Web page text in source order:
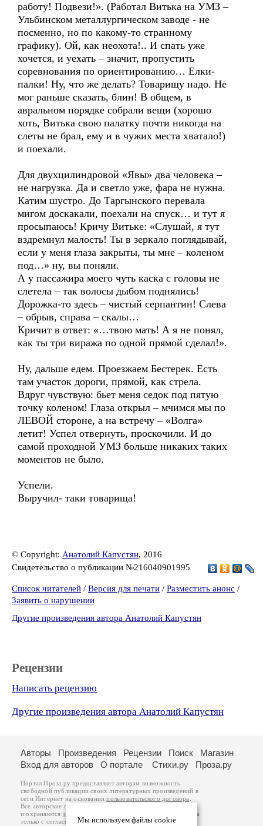
работу! Подвези!». (Работал Витька на УМЗ –
Ульбинском металлургическом заводе - не
посменно, но по какому-то странному
графику). Ой, как неохота!.. И спать уже
хочется, и уехать – значит, пропустить
соревнования по ориентированию… Елки-
палки! Ну, что же делать? Товарищу надо. Не
мог раньше сказать, блин! В общем, в
авральном порядке собрали вещи (хорошо
хоть, Витька свою палатку почти никогда на
слеты не брал, ему и в чужих места хватало!)
и поехали.
Для двухцилиндровой «Явы» два человека –
не нагрузка. Да и светло уже, фара не нужна.
Катим шустро. До Таргынского перевала
мигом доскакали, поехали на спуск… и тут я
просыпаюсь! Кричу Витьке: «Слушай, я тут
вздремнул малость! Ты в зеркало поглядывай,
если у меня глаза закрыты, ты мне – коленом
под…» ну, вы поняли.
А у пассажира моего чуть каска с головы не
слетела – так волосы дыбом поднялись!
Дорожка-то здесь – чистый серпантин! Слева
– обрыв, справа – скалы…
Кричит в ответ: «…твою мать! А я не понял,
как ты три виража по одной прямой сделал!».
Ну, дальше едем. Проезжаем Бестерек. Есть
там участок дороги, прямой, как стрела.
Вдруг чувствую: бьет меня седок под пятую
точку коленом! Глаза открыл – мчимся мы по
ЛЕВОЙ стороне, а на встречу – «Волга»
летит! Успел отвернуть, проскочили. И до
самой проходной УМЗ больше никаких таких
моментов не было.
Успели.
Выручил- таки товарища!
© Copyright: Анатолий Капустян, 2016
Свидетельство о публикации №216040901995
Список читателей / Версия для печати / Разместить анонс /
Заявить о нарушении
Другие произведения автора Анатолий Капустян
Рецензии
Написать рецензию
Другие произведения автора Анатолий Капустян
Мы используем файлы cookie
Авторы Произведения Рецензии Поиск
Магазин
Вход для авторов
О портале Стихи.ру Проза.ру
Портал Проза.ру предоставляет авторам возможность
свободной публикации своих литературных произведений в
сети Интернет на основаниипользовательского договора
Все авторские права на произведения принадлежат авторам
и охраняются законом
. Перепечатка произведений возможна
только с согласия его автора, к которому вы можете